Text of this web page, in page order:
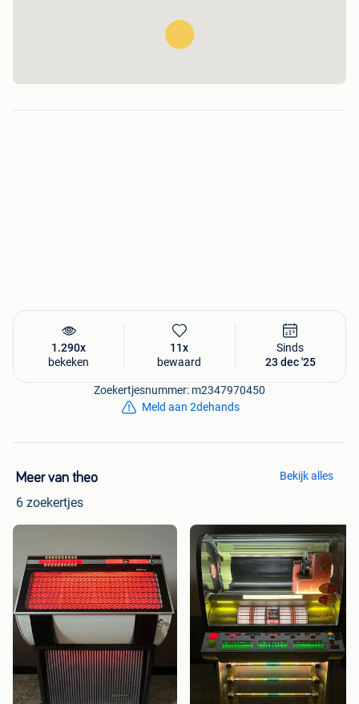
1.290x
bekeken
11x
bewaard
Sinds
23 dec '25
Zoekertjesnummer: m2347970450
Meld aan 2dehands
Meer van theo
6 zoekertjes
Bekijk alles